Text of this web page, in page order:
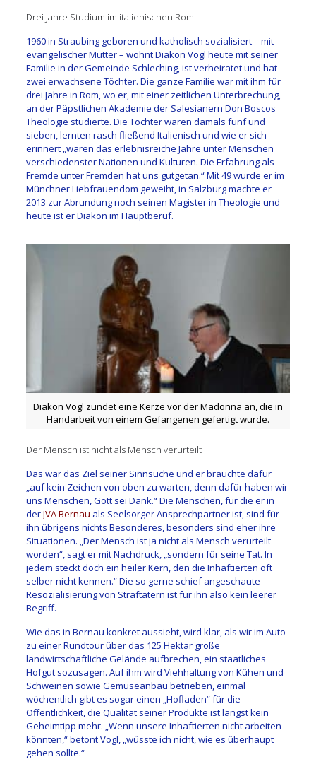
Drei Jahre Studium im italienischen Rom
1960 in Straubing geboren und katholisch sozialisiert – mit
evangelischer Mutter – wohnt Diakon Vogl heute mit seiner
Familie in der Gemeinde Schleching, ist verheiratet und hat
zwei erwachsene Töchter. Die ganze Familie war mit ihm für
drei Jahre in Rom, wo er, mit einer zeitlichen Unterbrechung,
an der Päpstlichen Akademie der Salesianern Don Boscos
Theologie studierte. Die Töchter waren damals fünf und
sieben, lernten rasch fließend Italienisch und wie er sich
erinnert „waren das erlebnisreiche Jahre unter Menschen
verschiedenster Nationen und Kulturen. Die Erfahrung als
Fremde unter Fremden hat uns gutgetan.“ Mit 49 wurde er im
Münchner Liebfrauendom geweiht, in Salzburg machte er
2013 zur Abrundung noch seinen Magister in Theologie und
heute ist er Diakon im Hauptberuf.
Diakon Vogl zündet eine Kerze vor der Madonna an, die in
Handarbeit von einem Gefangenen gefertigt wurde.
Der Mensch ist nicht als Mensch verurteilt
Das war das Ziel seiner Sinnsuche und er brauchte dafür
„auf kein Zeichen von oben zu warten, denn dafür haben wir
uns Menschen, Gott sei Dank.“ Die Menschen, für die er in
derJVA Bernau als Seelsorger Ansprechpartner ist, sind für
ihn übrigens nichts Besonderes, besonders sind eher ihre
Situationen. „Der Mensch ist ja nicht als Mensch verurteilt
worden“, sagt er mit Nachdruck, „sondern für seine Tat. In
jedem steckt doch ein heiler Kern, den die Inhaftierten oft
selber nicht kennen.“ Die so gerne schief angeschaute
Resozialisierung von Straftätern ist für ihn also kein leerer
Begriff.
Wie das in Bernau konkret aussieht, wird klar, als wir im Auto
zu einer Rundtour über das 125 Hektar große
landwirtschaftliche Gelände aufbrechen, ein staatliches
Hofgut sozusagen. Auf ihm wird Viehhaltung von Kühen und
Schweinen sowie Gemüseanbau betrieben, einmal
wöchentlich gibt es sogar einen „Hofladen“ für die
Öffentlichkeit, die Qualität seiner Produkte ist längst kein
Geheimtipp mehr. „Wenn unsere Inhaftierten nicht arbeiten
könnten,“ betont Vogl, „wüsste ich nicht, wie es überhaupt
gehen sollte.“